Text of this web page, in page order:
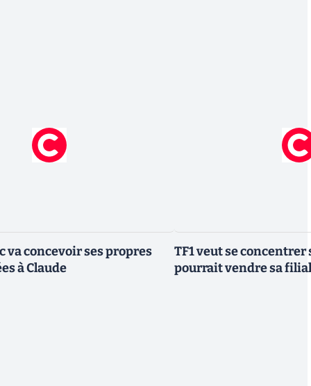
va concevoir ses propres
à Claude
TF1 veut se
pourrait vendre sa